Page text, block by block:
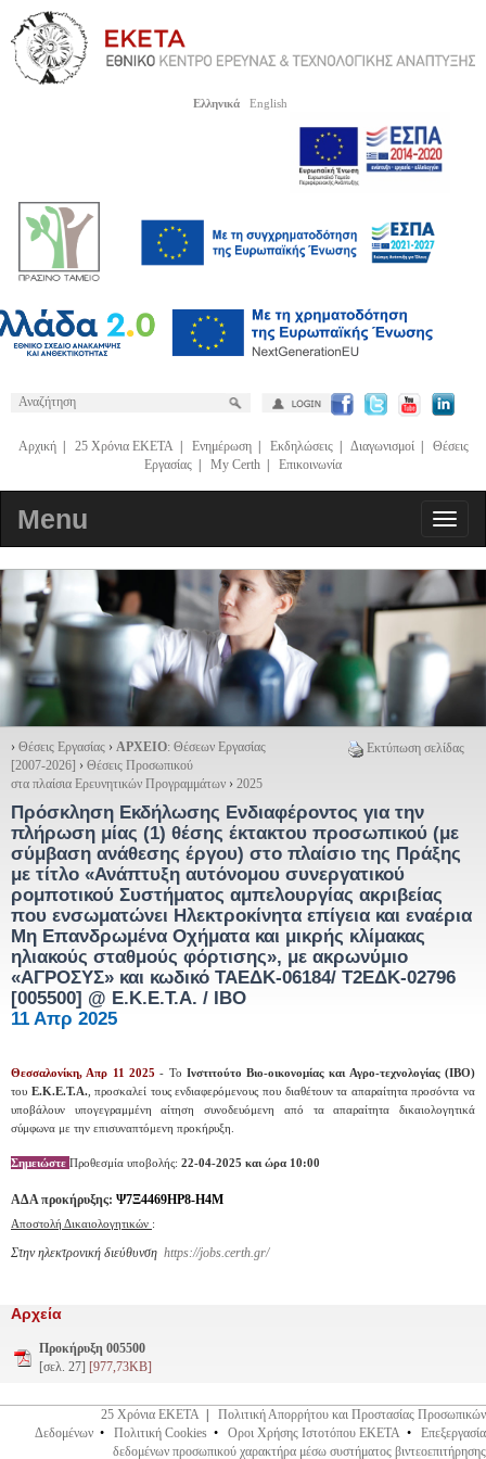
Ελληνικά English
Αρχική| 25 Χρόνια ΕΚΕΤΑ| Ενημέρωση| Εκδηλώσεις| Διαγωνισμοί| Θέσεις
Εργασίας
My Certh Επικοινωνία
Menu
Εκτύπωση σελίδας
› Θέσεις Εργασίας › ΑΡΧΕΙΟ: Θέσεων Εργασίας
[2007-2026] › Θέσεις Προσωπικού
στα πλαίσια Ερευνητικών Προγραμμάτων › 2025
Πρόσκληση Εκδήλωσης Ενδιαφέροντος για την
πλήρωση μίας (1) θέσης έκτακτου προσωπικού (με
σύμβαση ανάθεσης έργου) στο πλαίσιο της Πράξης
με τίτλο «Ανάπτυξη αυτόνομου συνεργατικού
ρομποτικού Συστήματος αμπελουργίας ακριβείας
που ενσωματώνει Ηλεκτροκίνητα επίγεια και εναέρια
Μη Επανδρωμένα Οχήματα και μικρής κλίμακας
ηλιακούς σταθμούς φόρτισης», με ακρωνύμιο
«ΑΓΡΟΣΥΣ» και κωδικό ΤΑΕΔΚ-06184/ Τ2ΕΔΚ-02796
[005500] @ Ε.Κ.Ε.Τ.Α. / ΙΒΟ
11 Απρ 2025
Θεσσαλονίκη, Απρ 11 2025- Το Ινστιτούτο Βιο-οικονομίας και Αγρο-τεχνολογίας (ΙΒΟ)
του Ε.Κ.Ε.Τ.Α., προσκαλεί τους ενδιαφερόμενους που διαθέτουν τα απαραίτητα προσόντα να
υποβάλουν υπογεγραμμένη αίτηση συνοδευόμενη από τα απαραίτητα δικαιολογητικά
σύμφωνα με την επισυναπτόμενη προκήρυξη.
Σημειώστε Προθεσμία υποβολής: 22-04-2025 και ώρα 10:00
ΑΔΑ προκήρυξης: Ψ7Ξ4469ΗΡ8-Η4Μ
Αποστολή Δικαιολογητικών :
Στην ηλεκτρονική διεύθυνση https://jobs.certh.gr/
Αρχεία
Προκήρυξη 005500
[σελ. 27] [977,73KB]
25 Χρόνια ΕΚΕΤΑ
Πολιτική Απορρήτου και Προστασίας Προσωπικών
Δεδομένων • Πολιτική Cookies • Οροι Χρήσης Ιστοτόπου ΕΚΕΤΑ • Επεξεργασία
δεδομένων προσωπικού χαρακτήρα μέσω συστήματος βιντεοεπιτήρησης